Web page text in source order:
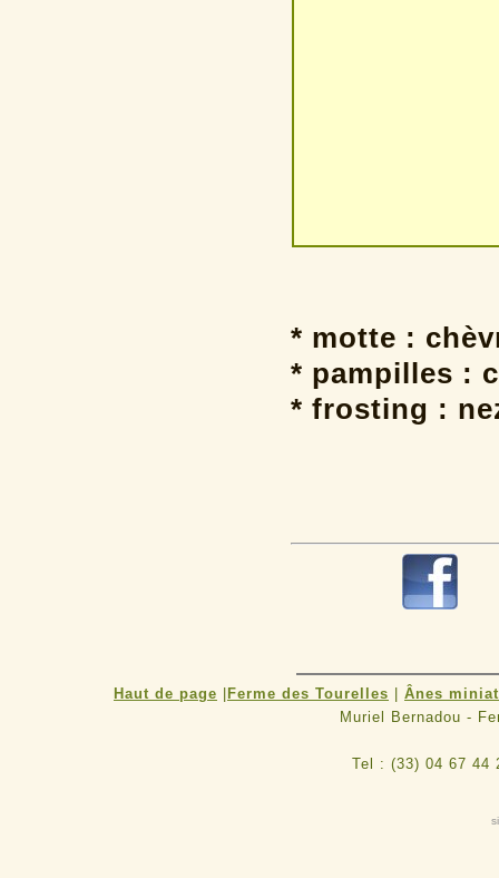
* motte :
* pampilles :
* frosting :
Haut de page Ferme des Tourelles
Ânes
Muriel Bernadou -
Tel : (33) 04 67 44